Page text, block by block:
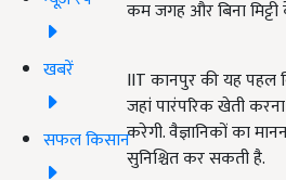
खबरें
सफल किसान
कम जगह और बिना
IIT कानपुर की यह पहल
जहां पारंपरिक खेती
करेगी. वैज्ञानिकों का
सुनिश्चित कर सकती है.